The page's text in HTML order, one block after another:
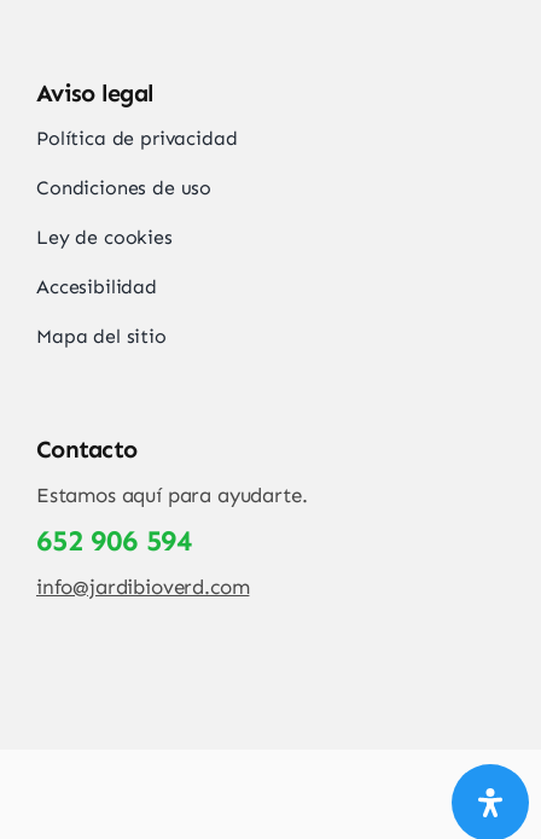
Aviso legal
Política de privacidad
Condiciones de uso
Ley de cookies
Accesibilidad
Mapa del sitio
Contacto
Estamos aquí para ayudarte.
652 906 594
info@jardibioverd.com